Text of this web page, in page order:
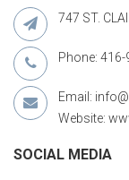
747 ST.
Phone:
Email:
Website:
SOCIAL MEDIA